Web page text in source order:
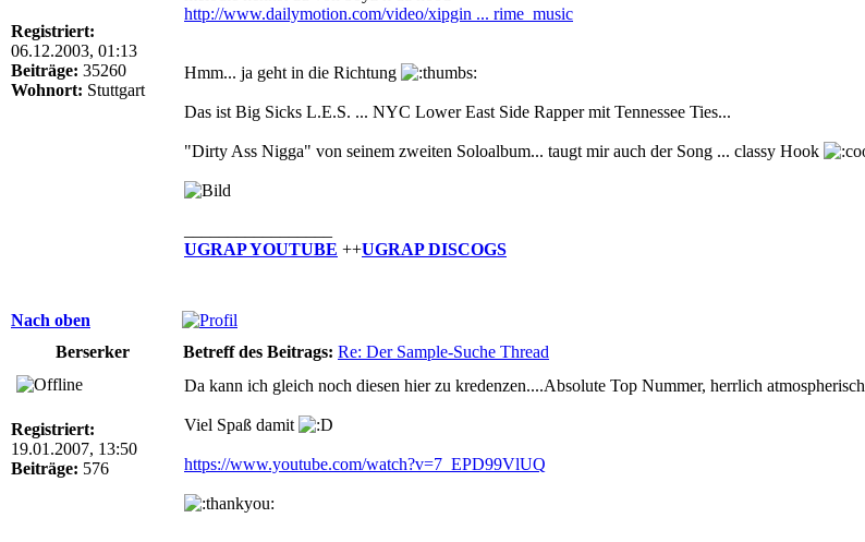
Registriert:
06.12.2003, 01:13
Beiträge: 35260
Wohnort: Stuttgart
http://www.dailymotion.com/video/xipgin ... rime_music
Hmm... ja geht in die Richtung
Das ist Big Sicks L.E.S. ... NYC Lower East Side Rapper mit Tennessee Ties...
"Dirty Ass Nigga" von seinem zweiten Soloalbum... taugt mir auch der Song ... classy Hook
UGRAP YOUTUBE ++UGRAP DISCOGS
Nach oben
Berserker
Betreff des Beitrags: Re: Der Sample-Suche Thread
Registriert:
19.01.2007, 13:50
Beiträge: 576
Da kann ich gleich noch diesen hier zu kredenzen....Absolute Top Nummer, herrlich atmospherisch
Viel Spaß damit
https://www.youtube.com/watch?v=7_EPD99VlUQ